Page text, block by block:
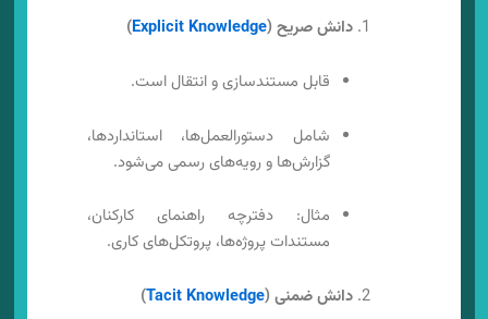
دانش صریح (Explicit Knowledge
)
قابل مستندسازی و انتقال است.
شامل دستورالعمل‌ها، استانداردها،
گزارش‌ها و رویه‌های رسمی می‌شود.
مثال: دفترچه راهنمای کارکنان،
مستندات پروژه‌ها، پروتکل‌های کاری.
دانش ضمنی (Tacit Knowledge
)